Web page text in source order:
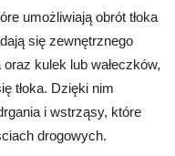
umożliwiają obrót tłoka
się zewnętrznego
kulek lub wałeczków,
tłoka. Dzięki nim
i wstrząsy, które
drogowych.